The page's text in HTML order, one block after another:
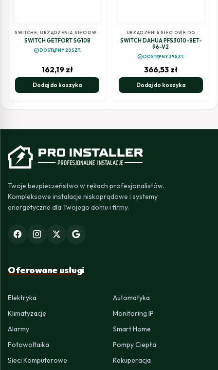
SWITCHE ,URZĄDZENIA SIECIOWE
DO MONITORINGU
SWITCH GETFORT SG108
check_circleDOSTĘPNY 20SZT.
162,19 zł
Dodaj do koszyka
URZĄDZENIA SIECIOWE DO
MONITORINGU
SWITCH DAHUA PFS3010-8ET-
96-V2
check_circleDOSTĘPNY 39SZT.
366,53 zł
Dodaj do koszyka
Twoje bezpieczeństwo w rękach profesjonalistów.
Kompleksowe instalacje niskoprądowe i systemy
energetyczne dla Twojego domu i firmy.
Oferowane usługi
Elektryka
Automatyka
Klimatyzacje
Monitoring IP
Alarmy
Smart Home
Fotowoltaika
Pompy Ciepła
Sieci Komputerowe
Rekuperacja